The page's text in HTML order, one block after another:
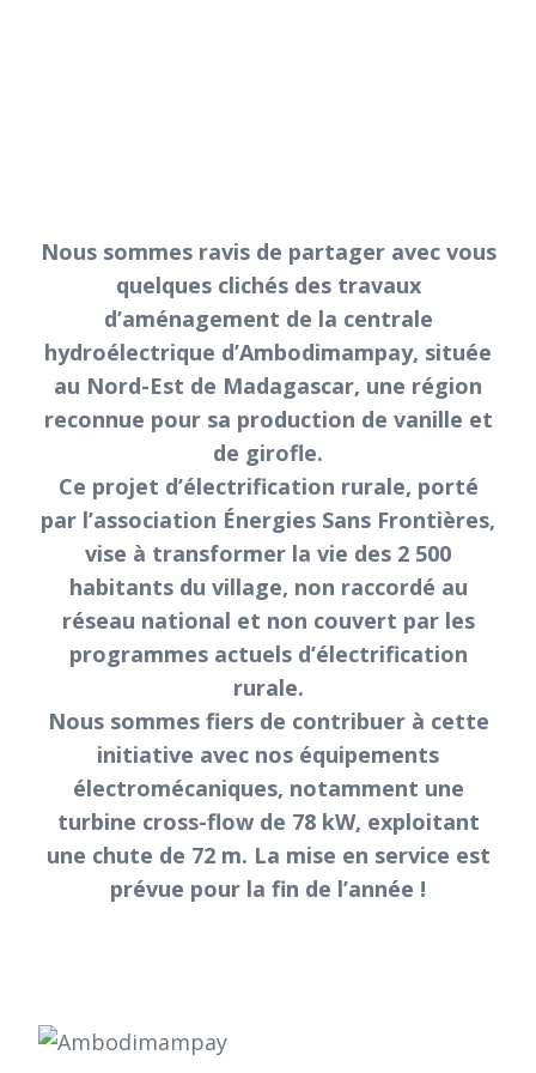
Nous sommes ravis de partager avec vous
quelques clichés des travaux
d’aménagement de la centrale
hydroélectrique d’Ambodimampay, située
au Nord-Est de Madagascar, une région
reconnue pour sa production de vanille et
de girofle.
Ce projet d’électrification rurale, porté
par l’association Énergies Sans Frontières,
vise à transformer la vie des 2 500
habitants du village, non raccordé au
réseau national et non couvert par les
programmes actuels d’électrification
rurale.
Nous sommes fiers de contribuer à cette
initiative avec nos équipements
électromécaniques, notamment une
turbine cross-flow de 78 kW, exploitant
une chute de 72 m. La mise en service est
prévue pour la fin de l’année !